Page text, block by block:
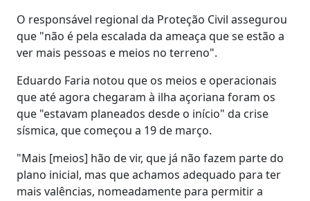
O responsável regional da Proteção Civil assegurou
que "não é pela escalada da ameaça que se estão a
ver mais pessoas e meios no terreno".
Eduardo Faria notou que os meios e operacionais
que até agora chegaram à ilha açoriana foram os
que "estavam planeados desde o início" da crise
sísmica, que começou a 19 de março.
"Mais [meios] hão de vir, que já não fazem parte do
plano inicial, mas que achamos adequado para ter
mais valências, nomeadamente para permitir a